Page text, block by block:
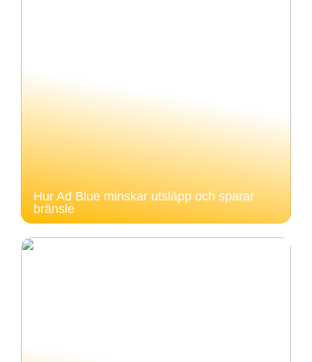
Hur Ad Blue minskar utsläpp och sparar
bränsle